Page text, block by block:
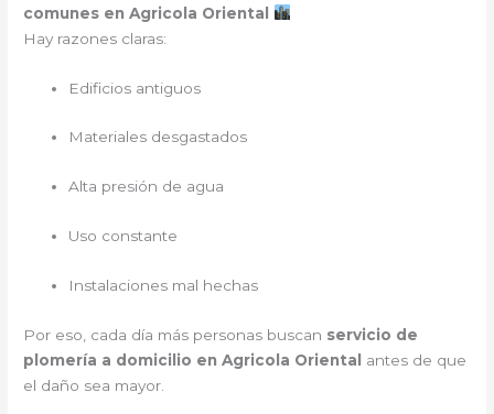
comunes en Agricola Oriental
Hay razones claras:
Edificios antiguos
Materiales desgastados
Alta presión de agua
Uso constante
Instalaciones mal hechas
Por eso, cada día más personas buscan servicio de
plomería a domicilio en Agricola Oriental
antes de que
el daño sea mayor.